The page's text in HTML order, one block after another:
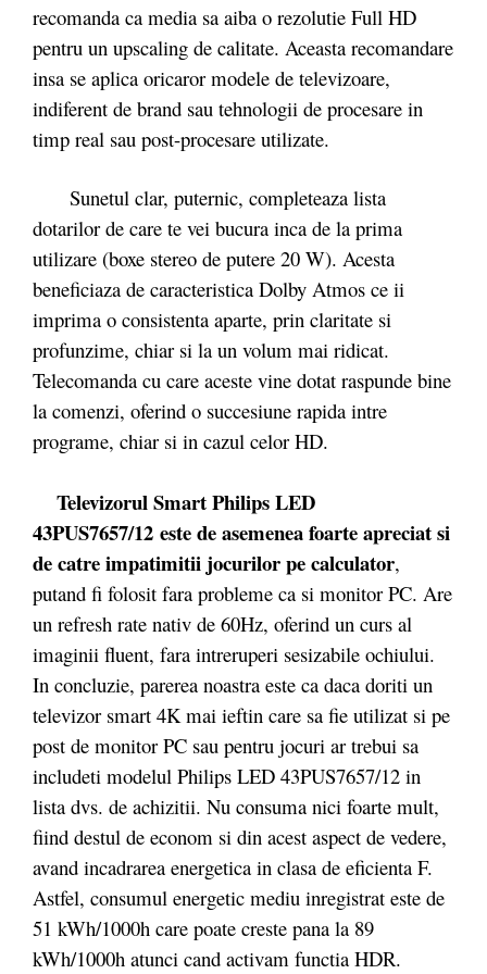
recomanda ca media sa aiba o rezolutie Full HD
pentru un upscaling de calitate. Aceasta recomandare
insa se aplica oricaror modele de televizoare,
indiferent de brand sau tehnologii de procesare in
timp real sau post-procesare utilizate.
Sunetul clar, puternic, completeaza lista
dotarilor de care te vei bucura inca de la prima
utilizare (boxe stereo de putere 20 W). Acesta
beneficiaza de caracteristica Dolby Atmos ce ii
imprima o consistenta aparte, prin claritate si
profunzime, chiar si la un volum mai ridicat.
Telecomanda cu care aceste vine dotat raspunde bine
la comenzi, oferind o succesiune rapida intre
programe, chiar si in cazul celor HD.
Televizorul Smart Philips LED
43PUS7657/12 este de asemenea foarte apreciat si
de catre impatimitii jocurilor pe calculator,
putand fi folosit fara probleme ca si monitor PC. Are
un refresh rate nativ de 60Hz, oferind un curs al
imaginii fluent, fara intreruperi sesizabile ochiului.
In concluzie, parerea noastra este ca daca doriti un
televizor smart 4K mai ieftin care sa fie utilizat si pe
post de monitor PC sau pentru jocuri ar trebui sa
includeti modelul Philips LED 43PUS7657/12 in
lista dvs. de achizitii. Nu consuma nici foarte mult,
fiind destul de econom si din acest aspect de vedere,
avand incadrarea energetica in clasa de eficienta F.
Astfel, consumul energetic mediu inregistrat este de
51 kWh/1000h care poate creste pana la 89
kWh/1000h atunci cand activam functia HDR.